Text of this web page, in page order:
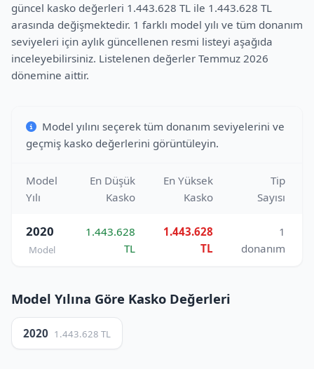
güncel kasko değerleri 1.443.628 TL ile 1.443.628 TL
arasında değişmektedir. 1 farklı model yılı ve tüm donanım
seviyeleri için aylık güncellenen resmi listeyi aşağıda
inceleyebilirsiniz. Listelenen değerler Temmuz 2026
dönemine aittir.
Model yılını seçerek tüm donanım seviyelerini ve
geçmiş kasko değerlerini görüntüleyin.
Model
Yılı
En Düşük
Kasko
En Yüksek
Kasko
Tip
Sayısı
2020
Model
1.443.628
TL
1.443.628
TL
1
donanım
Model Yılına Göre Kasko Değerleri
2020 1.443.628 TL